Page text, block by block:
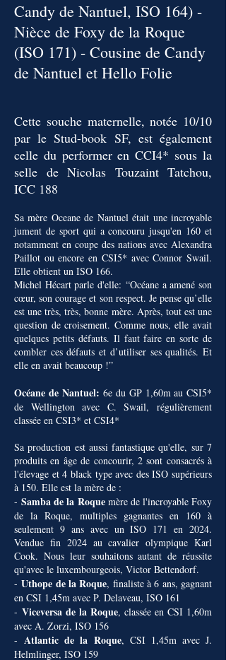
Candy de Nantuel, ISO 164) -
Nièce de Foxy de la Roque
(ISO 171) - Cousine de Candy
de Nantuel et Hello Folie
Cette souche maternelle, notée 10/10
par le Stud-book SF, est également
celle du performer en CCI4* sous la
selle de Nicolas Touzaint Tatchou,
ICC 188
Sa mère Oceane de Nantuel était une incroyable
jument de sport qui a concouru jusqu'en 160 et
notamment en coupe des nations avec Alexandra
Paillot ou encore en CSI5* avec Connor Swail.
Elle obtient un ISO 166.
Michel Hécart parle d'elle: “Océane a amené son
cœur, son courage et son respect. Je pense qu’elle
est une très, très, bonne mère. Après, tout est une
question de croisement. Comme nous, elle avait
quelques petits défauts. Il faut faire en sorte de
combler ces défauts et d’utiliser ses qualités. Et
elle en avait beaucoup !”
Océane de Nantuel:6e du GP 1,60m au CSI5*
de Wellington avec C. Swail, régulièrement
classée en CSI3* et CSI4*
Sa production est aussi fantastique qu'elle, sur 7
produits en âge de concourir, 2 sont consacrés à
l'élevage et 4 black type avec des ISO supérieurs
à 150. Elle est la mère de :
-Samba de la Roquemère de l'incroyable Foxy
de la Roque, multiples gagnantes en 160 à
seulement 9 ans avec un ISO 171 en 2024.
Vendue fin 2024 au cavalier olympique Karl
Cook. Nous leur souhaitons autant de réussite
qu'avec le luxembourgeois, Victor Bettendorf.
-Uthope de la Roque, finaliste à 6 ans, gagnant
en CSI 1,45m avec P. Delaveau, ISO 161
- Viceversa de la Roque, classée en CSI 1,60m
avec A. Zorzi, ISO 156
-Atlantic de la Roque, CSI 1,45m avec J.
Helmlinger, ISO 159